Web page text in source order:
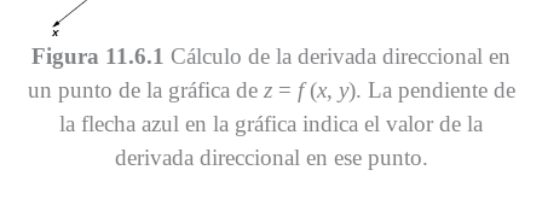
Figura 11.6.1 Cálculo de la derivada direccional en
un punto de la gráfica de z= f(x, y). La pendiente de
la flecha azul en la gráfica indica el valor de la
derivada direccional en ese punto.